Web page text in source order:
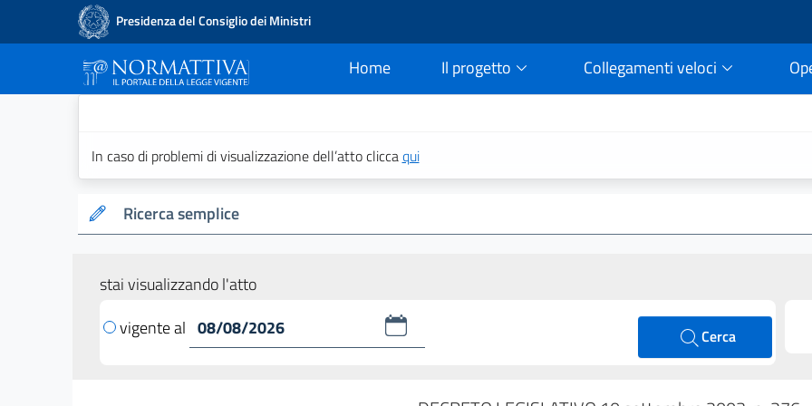
Presidenza del Consiglio dei Ministri
Home
current Il progetto Collegamenti veloci
In caso di problemi di visualizzazione dell’atto cliccaqui
Ricerca semplice
stai visualizzando l'atto
vigente al
Cerca